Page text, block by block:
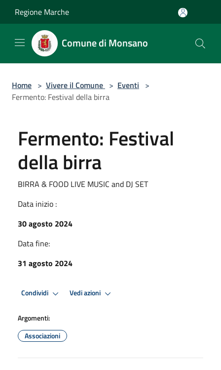
Regione Marche
Comune di Monsano
Home > Vivere il Comune > Eventi >
Fermento: Festival della birra
Fermento: Festival
della birra
BIRRA & FOOD LIVE MUSIC and DJ SET
Data inizio :
30 agosto 2024
Data fine:
31 agosto 2024
Condividi Vedi azioni
Argomenti:
Associazioni